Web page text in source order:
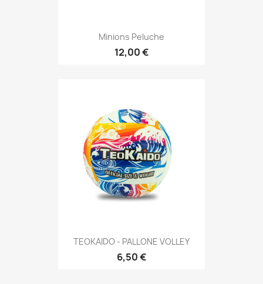
Minions Peluche
12,00 €
TEOKAIDO - PALLONE VOLLEY
6,50 €